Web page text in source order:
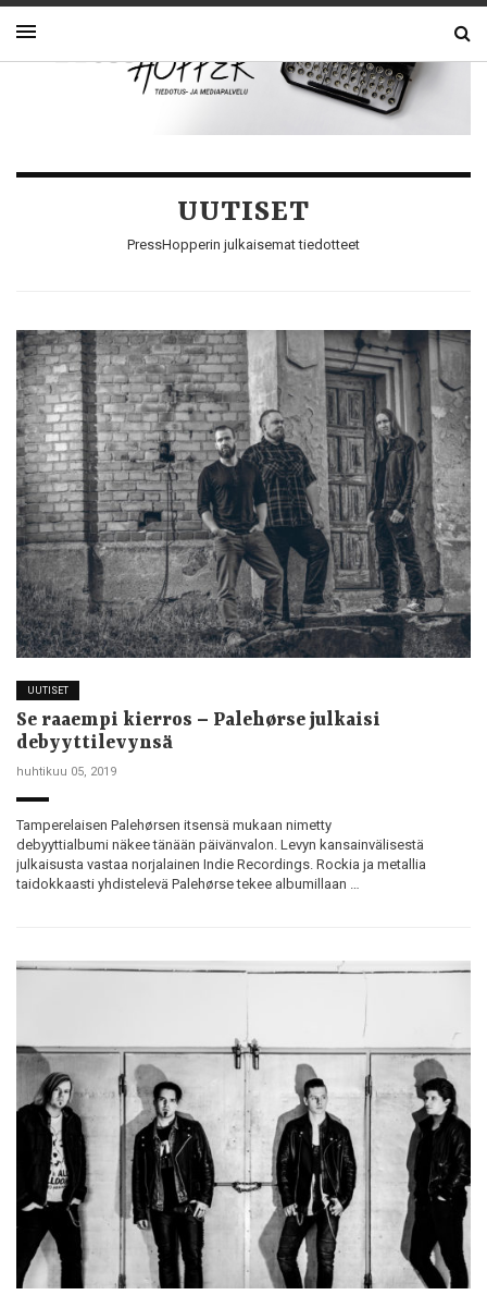
UUTISET
PressHopperin julkaisemat tiedotteet
UUTISET
Se raaempi kierros – Palehørse julkaisi
debyyttilevynsä
huhtikuu 05, 2019
Tamperelaisen Palehørsen itsensä mukaan nimetty
debyyttialbumi näkee tänään päivänvalon. Levyn kansainvälisestä
julkaisusta vastaa norjalainen Indie Recordings. Rockia ja metallia
taidokkaasti yhdistelevä Palehørse tekee albumillaan …